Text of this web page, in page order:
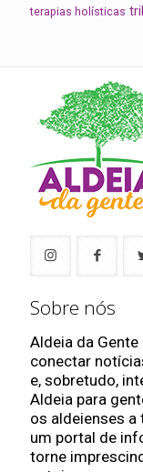
terapias holísticas
Sobre nós
Aldeia da
conectar
e, sobretudo,
Aldeia para
os aldeienses
um portal de
torne